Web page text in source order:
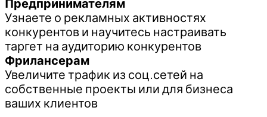
Предпринимателям
Узнаете о рекламных активностях
конкурентов и научитесь настраивать
таргет на аудиторию конкурентов
Фрилансерам
Увеличите трафик из соц.сетей на
собственные проекты или для бизнеса
ваших клиентов